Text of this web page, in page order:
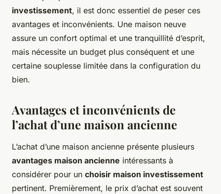
investissement, il est donc essentiel de peser ces
avantages et inconvénients. Une maison neuve
assure un confort optimal et une tranquillité d’esprit,
mais nécessite un budget plus conséquent et une
certaine souplesse limitée dans la configuration du
bien.
Avantages et inconvénients de
l’achat d’une maison ancienne
L’achat d’une maison ancienne présente plusieurs
avantages maison ancienne intéressants à
considérer pour un choisir maison investissement
pertinent. Premièrement, le prix d’achat est souvent